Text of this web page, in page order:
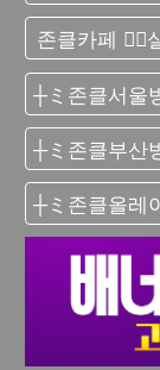
존클카페 ❤️‍🔥